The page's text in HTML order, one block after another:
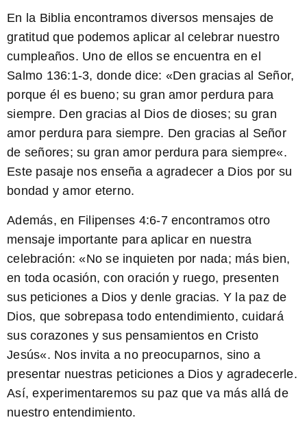
En la Biblia encontramos diversos mensajes de
gratitud que podemos aplicar al celebrar nuestro
cumpleaños. Uno de ellos se encuentra en el
Salmo 136:1-3, donde dice: «Den gracias al Señor,
porque él es bueno; su gran amor perdura para
siempre. Den gracias al Dios de dioses; su gran
amor perdura para siempre. Den gracias al Señor
de señores; su gran amor perdura para siempre«.
Este pasaje nos enseña a agradecer a Dios por su
bondad y amor eterno.
Además, en Filipenses 4:6-7 encontramos otro
mensaje importante para aplicar en nuestra
celebración: «No se inquieten por nada; más bien,
en toda ocasión, con oración y ruego, presenten
sus peticiones a Dios y denle gracias. Y la paz de
Dios, que sobrepasa todo entendimiento, cuidará
sus corazones y sus pensamientos en Cristo
Jesús«. Nos invita a no preocuparnos, sino a
presentar nuestras peticiones a Dios y agradecerle.
Así, experimentaremos su paz que va más allá de
nuestro entendimiento.